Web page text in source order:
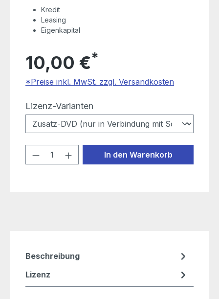
Kredit
Leasing
Eigenkapital
10,00 €*
*Preise inkl. MwSt. zzgl. Versandkosten
Lizenz-Varianten
Produkt Anzahl: Gib den
In den Warenkorb
Beschreibung
Lizenz